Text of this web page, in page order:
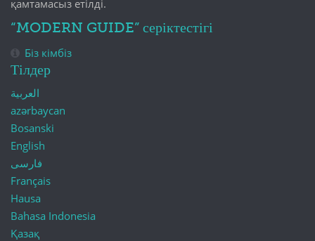
қамтамасыз етілді.
“MODERN GUIDE” серіктестігі
Біз кімбіз
Тілдер
العربية
azərbaycan
Bosanski
English
فارسی
Français
Hausa
Bahasa Indonesia
Қазақ